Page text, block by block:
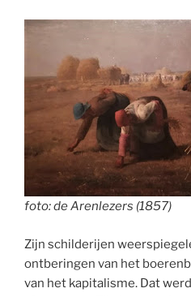
foto: de Arenlezers (1857)
Zijn schilderijen
ontberingen van het
van het kapitalisme. Dat